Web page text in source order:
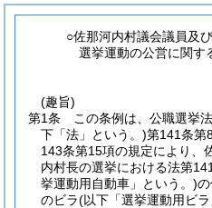
○佐那河内村議会議員及
選挙運動の公営に関す
(趣旨)
第1条
この条例は、公職選挙法
下「法」という。)第141条第
143条第15項の規定により、
内村長の選挙における法第
挙運動用自動車」という。)
のビラ(以下「選挙運動用ビ